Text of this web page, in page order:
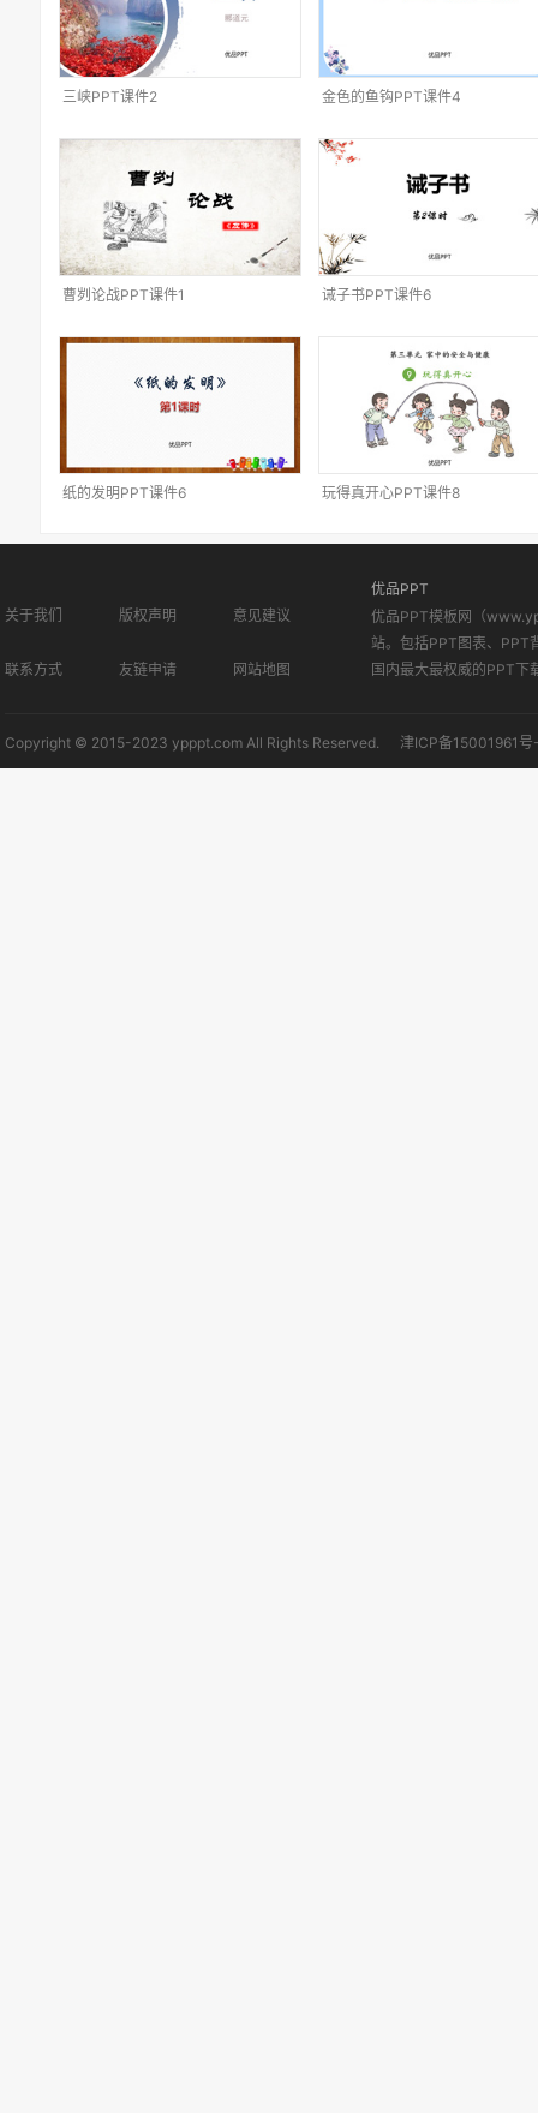
三峡PPT课件2 金色的鱼钩PPT课件4
曹刿论战PPT课件1 诫子书PPT课件6
纸的发明PPT课件6 玩得真开心PPT课件8
关于我们 版权声明 意见建议
联系方式 友链申请 网站地图
优品PPT
优品PPT模板网（
站。包括PPT图表、PPT
国内最大最权威的PPT下
Copyright © 2015-2023 ypppt.com All Rights Reserved. 津ICP备15001961号